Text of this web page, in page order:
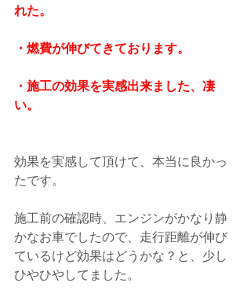
れた。
・燃費が伸びてきております。
・施工の効果を実感出来ました、凄
い。
効果を実感して頂けて、本当に良かっ
たです。
施工前の確認時、エンジンがかなり静
かなお車でしたので、走行距離が伸び
ているけど効果はどうかな？と、少し
ひやひやしてました。